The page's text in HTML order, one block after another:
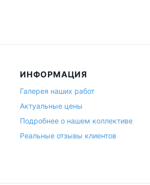
ИНФОРМАЦИЯ
Галерея наших работ
Актуальные цены
Подробнее о нашем коллективе
Реальные отзывы клиентов